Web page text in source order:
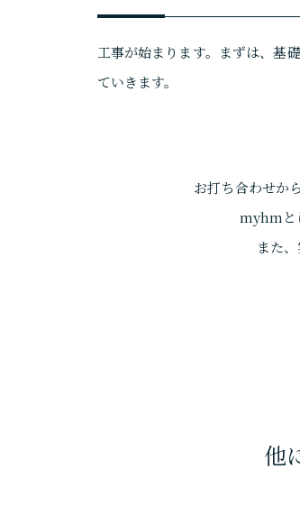
工事が始まります。まずは、基
ていきます。
お打ち合わせか
myhmと
また
他